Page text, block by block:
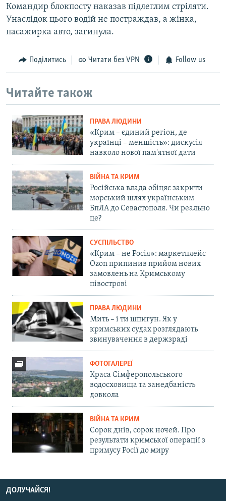
Командир блокпосту наказав підлеглим стріляти.
Унаслідок цього водій не постраждав, а жінка,
пасажирка авто, загинула.
Поділитись Читати без VPN Follow us
Читайте також
ПРАВА ЛЮДИНИ
«Крим – єдиний регіон, де
українці – меншість»: дискусія
навколо нової пам'ятної дати
ВІЙНА ТА КРИМ
Російська влада обіцяє закрити
морський шлях українським
БпЛА до Севастополя. Чи реально
це?
СУСПІЛЬСТВО
«Крим – не Росія»: маркетплейс
Ozon припинив прийом нових
замовлень на Кримському
півострові
ПРАВА ЛЮДИНИ
Мить – і ти шпигун. Як у
кримських судах розглядають
звинувачення в держзраді
ФОТОГАЛЕРЕЇ
Краса Сімферопольського
водосховища та занедбаність
довкола
ВІЙНА ТА КРИМ
Сорок днів, сорок ночей. Про
результати кримської операції з
примусу Росії до миру
ДОЛУЧАЙСЯ!